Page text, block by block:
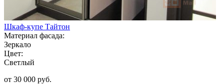
Шкаф-купе Тайтон
Материал фасада:
Зеркало
Цвет:
Светлый
от 30 000 руб.